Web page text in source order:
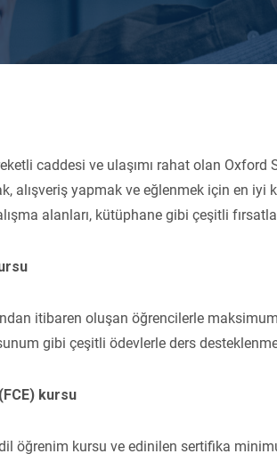
caddesi ve ulaşımı rahat olan Oxford
alışveriş yapmak ve eğlenmek için en iyi
alanları, kütüphane gibi çeşitli
itibaren oluşan öğrencilerle
gibi çeşitli ödevlerle ders
kursu
öğrenim kursu ve edinilen sertifika